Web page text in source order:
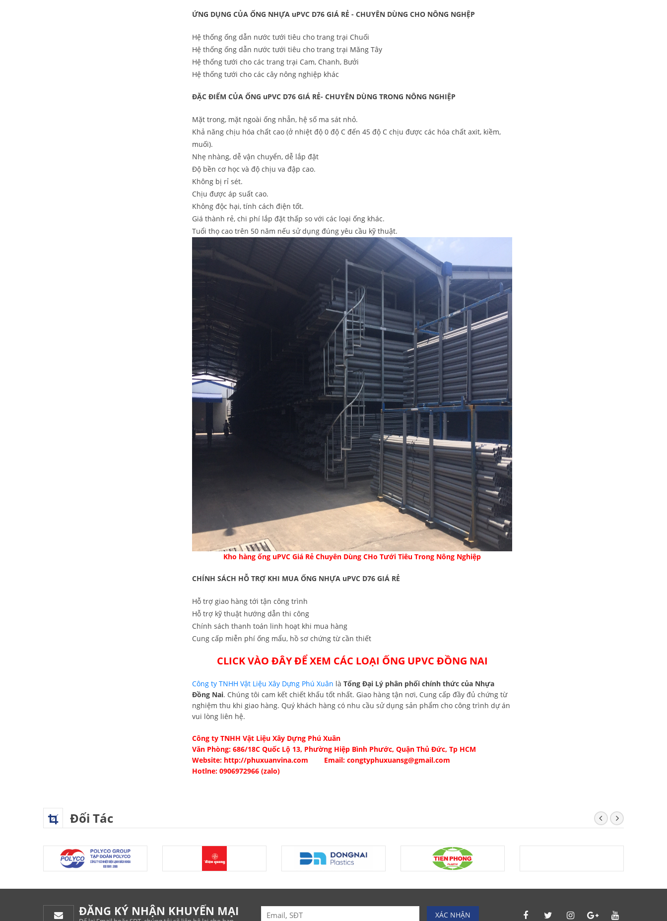
ỨNG DỤNG CỦA ỐNG NHỰA uPVC D76 GIÁ RẺ - CHUYÊN DÙNG CHO NÔNG NGHỆP
Hệ thống ống dẫn nước tưới tiêu cho trang trại Chuối
Hệ thống ống dẫn nước tưới tiêu cho trang trại Măng Tây
Hệ thống tưới cho các trang trại Cam, Chanh, Bưởi
Hệ thống tưới cho các cây nông nghiệp khác
ĐẶC ĐIỂM CỦA ỐNG uPVC D76 GIÁ RẺ- CHUYÊN DÙNG TRONG NÔNG NGHIỆP
Mặt trong, mặt ngoài ống nhẵn, hệ số ma sát nhỏ.
Khả năng chịu hóa chất cao (ở nhiệt độ 0 độ C đến 45 độ C chịu được các hóa chất axit, kiềm,
muối).
Nhẹ nhàng, dễ vận chuyển, dễ lắp đặt
Độ bền cơ học và độ chịu va đập cao.
Không bị rỉ sét.
Chịu được áp suất cao.
Không độc hại, tính cách điện tốt.
Giá thành rẻ, chi phí lắp đặt thấp so với các loại ống khác.
Tuổi thọ cao trên 50 năm nếu sử dụng đúng yêu cầu kỹ thuật.
Kho hàng ống uPVC Giá Rẻ Chuyên Dùng CHo Tưới Tiêu Trong Nông Nghiệp
CHÍNH SÁCH HỖ TRỢ KHI MUA ỐNG NHỰA uPVC D76 GIÁ RẺ
Hỗ trợ giao hàng tới tận công trình
Hỗ trợ kỹ thuật hướng dẫn thi công
Chính sách thanh toán linh hoạt khi mua hàng
Cung cấp miễn phí ống mẩu, hồ sơ chứng từ cần thiết
CLICK VÀO ĐÂY ĐỂ XEM CÁC LOẠI ỐNG UPVC ĐỒNG NAI
Công ty TNHH Vật Liệu Xây Dựng Phú Xuân là Tổng Đại Lý phân phối chính thức của Nhựa
Đồng Nai. Chúng tôi cam kết chiết khấu tốt nhất. Giao hàng tận nơi, Cung cấp đầy đủ chứng từ
nghiệm thu khi giao hàng. Quý khách hàng có nhu cầu sử dụng sản phẩm cho công trình dự án
vui lòng liên hệ.
Công ty TNHH Vật Liệu Xây Dựng Phú Xuân
Văn Phòng: 686/18C Quốc Lộ 13, Phường Hiệp Bình Phước, Quận Thủ Đức, Tp HCM
Website: http://phuxuanvina.com Email: congtyphuxuansg@gmail.com
Hotlne: 0906972966 (zalo)
Đối Tác
ĐĂNG KÝ NHẬN KHUYẾN MẠI XÁC NHẬN